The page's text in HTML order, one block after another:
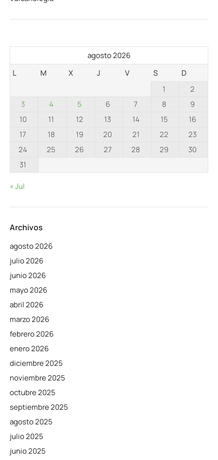
agosto 2026
L
M X J V S
D
1
2
3
4 5 6 7 8
9
10
11 12 13 14 15
16
17
18 19 20 21 22
23
24
25 26 27 28 29
30
31
« Jul
Archivos
agosto 2026
julio 2026
junio 2026
mayo 2026
abril 2026
marzo 2026
febrero 2026
enero 2026
diciembre 2025
noviembre 2025
octubre 2025
septiembre 2025
agosto 2025
julio 2025
junio 2025